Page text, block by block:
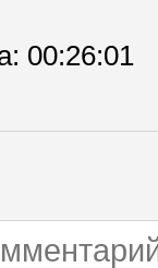
: 00:26:01